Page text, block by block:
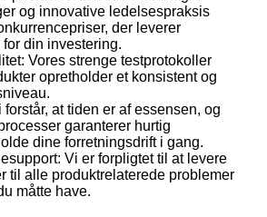
og innovative ledelsespraksis
der leverer
din investering.
Vores strenge testprotokoller
opretholder et konsistent og
at tiden er af essensen, og
garanterer hurtig
dine forretningsdrift i gang.
Vi er forpligtet til at levere
til alle produktrelaterede problemer
måtte have.